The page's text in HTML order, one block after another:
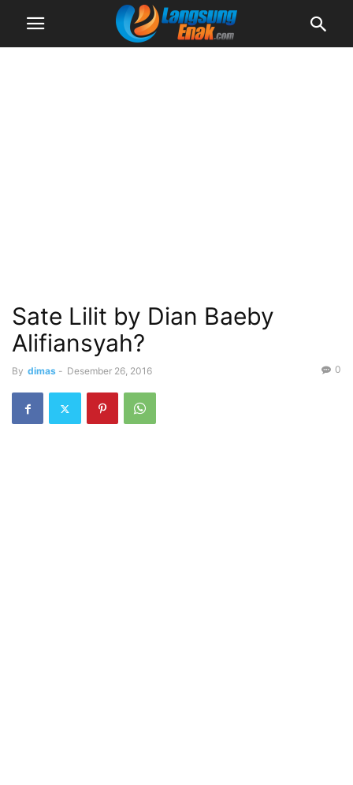
Sate Lilit by Dian Baeby
Alifiansyah?
By dimas - Desember 26, 2016 0